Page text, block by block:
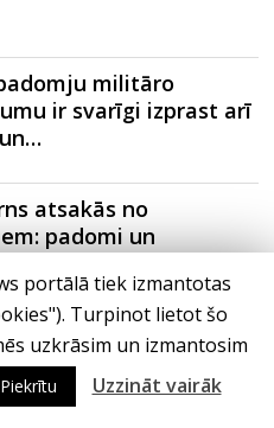
militāro
ir svarīgi izprast arī
atsakās no
padomi un
ikdienai un
laikam – konsultē
portālā tiek izmantotas
Turpinot lietot šo
uzkrāsim un izmantosim
Piekrītu Uzzināt vairāk